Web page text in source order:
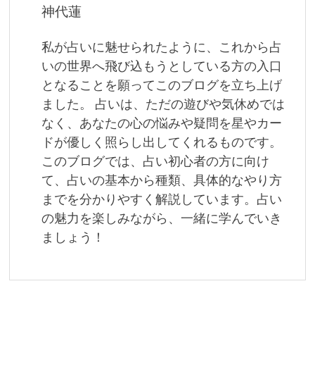
神代蓮
私が占いに魅せられたように、これから占
いの世界へ飛び込もうとしている方の入口
となることを願ってこのブログを立ち上げ
ました。 占いは、ただの遊びや気休めでは
なく、あなたの心の悩みや疑問を星やカー
ドが優しく照らし出してくれるものです。
このブログでは、占い初心者の方に向け
て、占いの基本から種類、具体的なやり方
までを分かりやすく解説しています。占い
の魅力を楽しみながら、一緒に学んでいき
ましょう！